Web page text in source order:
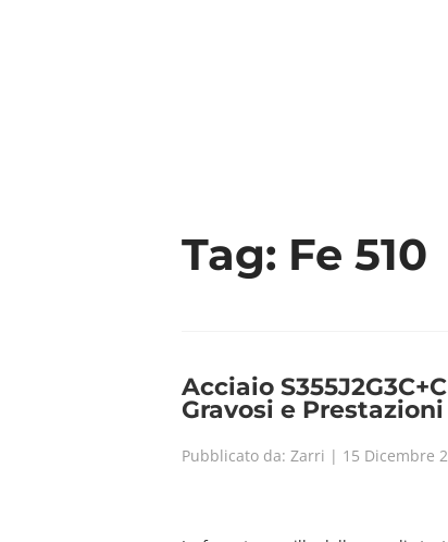
Tag: Fe 510
Acciaio
Gravosi e
Pubblicato da: Zarri | 15 Dicembre